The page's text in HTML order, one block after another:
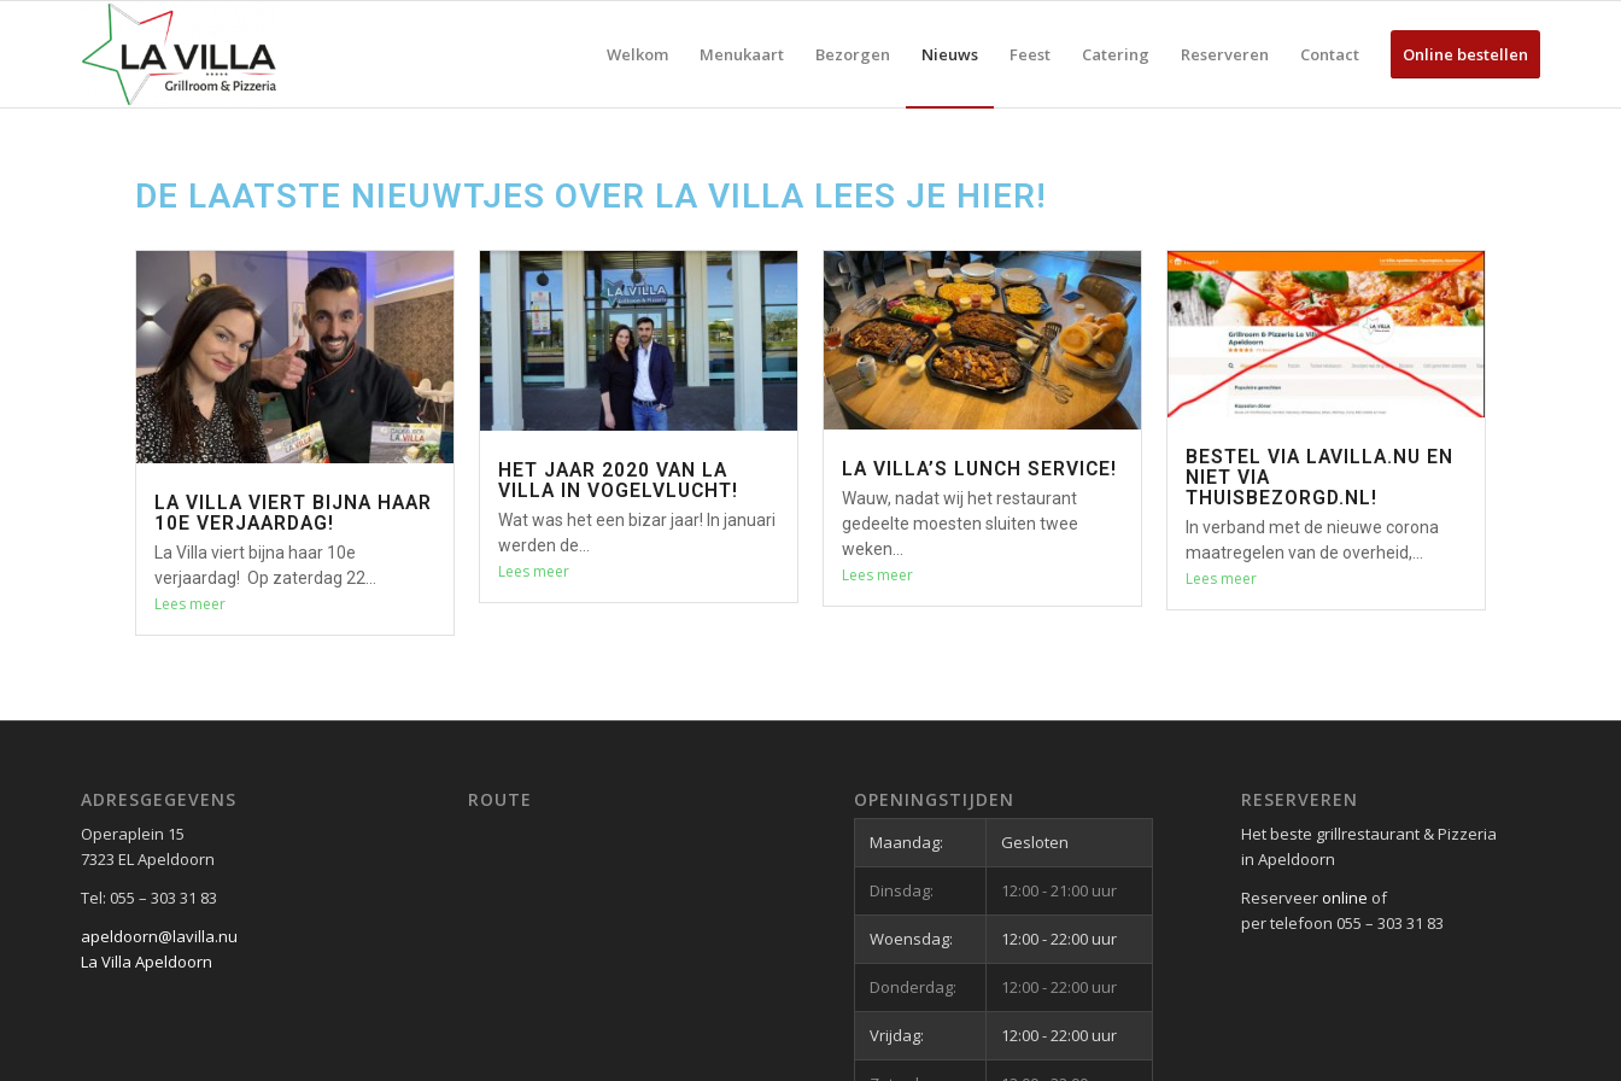
Welkom Menukaart Bezorgen Nieuws Feest Catering Reserveren Contact Online bestellen
DE LAATSTE NIEUWTJES OVER LA VILLA LEES JE HIER!
LA VILLA VIERT BIJNA HAAR
10E VERJAARDAG!
La Villa viert bijna haar 10e
verjaardag! Op zaterdag 22...
Lees meer
HET JAAR 2020 VAN LA
VILLA IN VOGELVLUCHT!
Wat was het een bizar jaar! In januari
werden de...
Lees meer
LA VILLA’S LUNCH SERVICE!
Wauw, nadat wij het restaurant
gedeelte moesten sluiten twee
weken...
Lees meer
BESTEL VIA LAVILLA.NU EN
NIET VIA
THUISBEZORGD.NL!
In verband met de nieuwe corona
maatregelen van de overheid,...
Lees meer
ADRESGEGEVENS
Operaplein 15
7323 EL Apeldoorn
Tel: 055 – 303 31 83
apeldoorn@lavilla.nu
La Villa Apeldoorn
ROUTE OPENINGSTIJDEN
Maandag: Gesloten
Dinsdag: 12:00 - 21:00 uur
Woensdag: 12:00 - 22:00 uur
Donderdag: 12:00 - 22:00 uur
Vrijdag: 12:00 - 22:00 uur
RESERVEREN
Het beste grillrestaurant & Pizzeria
in Apeldoorn
Reserveeronline of
per telefoon 055 – 303 31 83